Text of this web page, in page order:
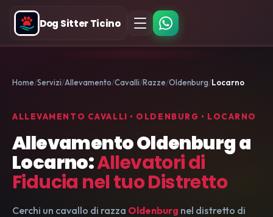
Dog Sitter Ticino
Home Servizi Allevamento Cavalli Razze Oldenburg Locarno
ALLEVAMENTO CAVALLI • OLDENBURG • LOCARNO
Allevamento Oldenburg a
Locarno:Allevatori di
Fiducia nel tuo Distretto
Cerchi un cavallo di razza Oldenburg nel distretto di